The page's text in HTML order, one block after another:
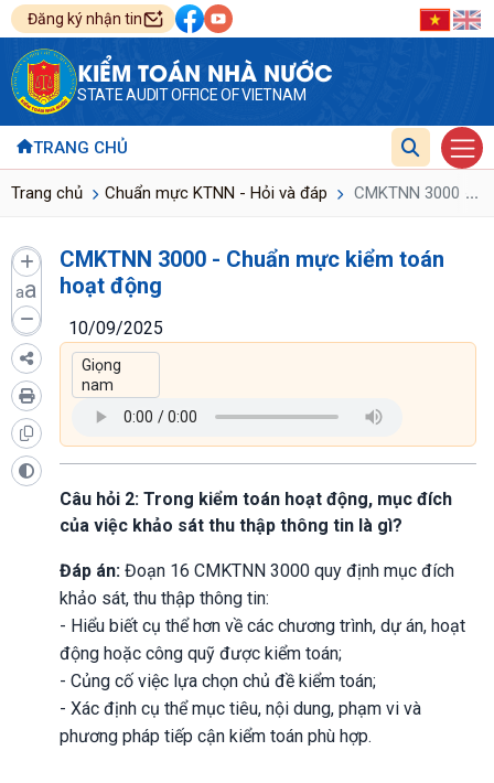
Đăng ký nhận tin
KIỂM TOÁN NHÀ NƯỚC
STATE AUDIT OFFICE OF VIETNAM
TRANG CHỦ
Trang chủ Chuẩn mực KTNN - Hỏi và đáp CMKTNN 3000 -
...
aa
CMKTNN 3000 - Chuẩn mực kiểm toán
hoạt động
10/09/2025
Câu hỏi 2: Trong kiểm toán hoạt động, mục đích
của việc khảo sát thu thập thông tin là gì?
Đáp án: Đoạn 16 CMKTNN 3000 quy định mục đích
khảo sát, thu thập thông tin:
- Hiểu biết cụ thể hơn về các chương trình, dự án, hoạt
động hoặc công quỹ được kiểm toán;
- Củng cố việc lựa chọn chủ đề kiểm toán;
- Xác định cụ thể mục tiêu, nội dung, phạm vi và
phương pháp tiếp cận kiểm toán phù hợp.